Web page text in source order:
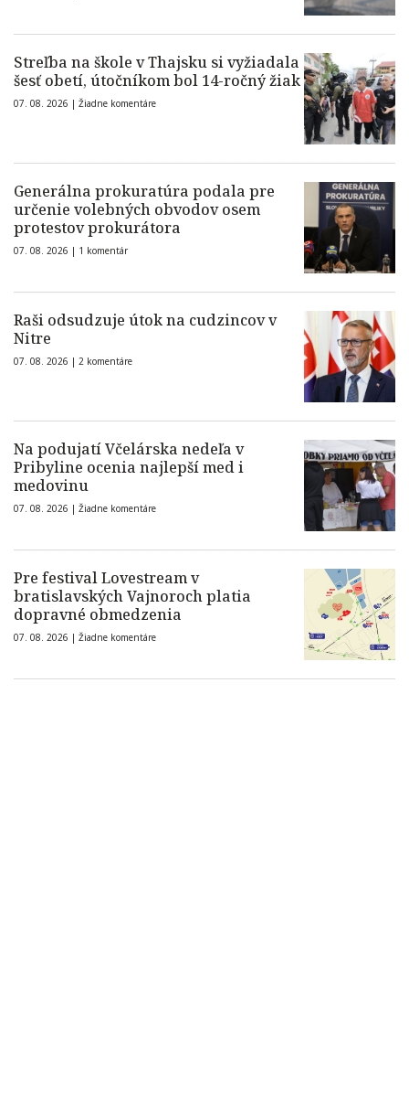
Streľba na škole v Thajsku si vyžiadala
šesť obetí, útočníkom bol 14-ročný žiak
07. 08. 2026 | Žiadne komentáre
Generálna prokuratúra podala pre
určenie volebných obvodov osem
protestov prokurátora
07. 08. 2026 | 1 komentár
Raši odsudzuje útok na cudzincov v
Nitre
07. 08. 2026 | 2 komentáre
Na podujatí Včelárska nedeľa v
Pribyline ocenia najlepší med i
medovinu
07. 08. 2026 | Žiadne komentáre
Pre festival Lovestream v
bratislavských Vajnoroch platia
dopravné obmedzenia
07. 08. 2026 | Žiadne komentáre